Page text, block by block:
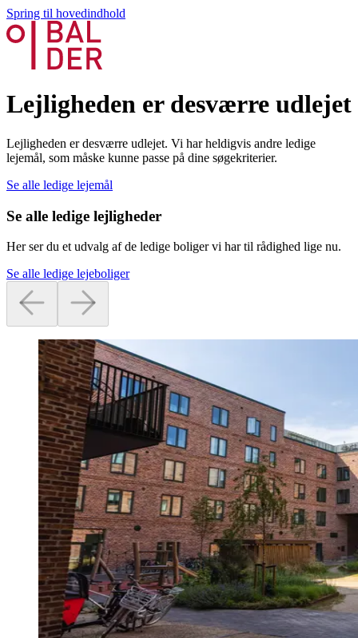
Spring til hovedindhold
Lejligheden er desværre udlejet
Lejligheden er desværre udlejet. Vi har heldigvis andre ledige
lejemål, som måske kunne passe på dine søgekriterier.
Se alle ledige lejemål
Se alle ledige lejligheder
Her ser du et udvalg af de ledige boliger vi har til rådighed lige nu.
Se alle ledige lejeboliger